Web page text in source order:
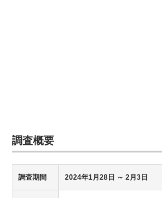
調査概要
調査期間 2024年1月28日 ～ 2月3日